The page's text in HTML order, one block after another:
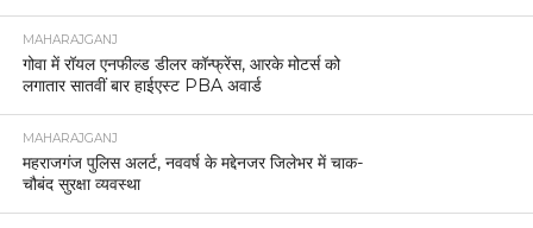
MAHARAJGANJ
गोवा में रॉयल एनफील्ड डीलर कॉन्फ्रेंस, आरके मोटर्स को
लगातार सातवीं बार हाईएस्ट PBA अवार्ड
MAHARAJGANJ
महराजगंज पुलिस अलर्ट, नववर्ष के मद्देनजर जिलेभर में चाक-
चौबंद सुरक्षा व्यवस्था